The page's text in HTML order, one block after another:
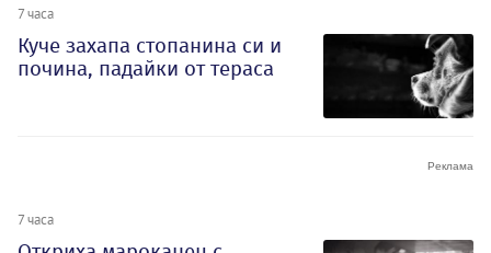
7 часа
Куче захапа стопанина си и
почина, падайки от тераса
7 часа